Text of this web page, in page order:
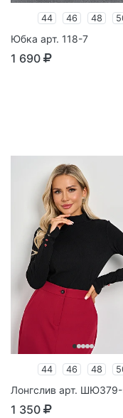
44 46 48
Юбка арт. 118-7
1 690
44 46 48
Лонгслив арт.
1 350